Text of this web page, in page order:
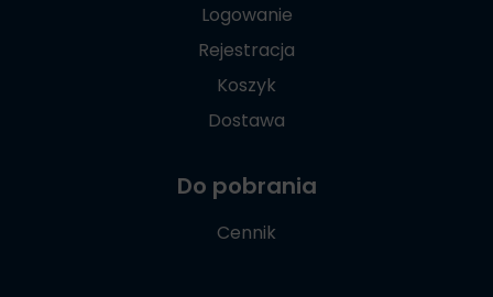
Logowanie
Rejestracja
Koszyk
Dostawa
Do pobrania
Cennik